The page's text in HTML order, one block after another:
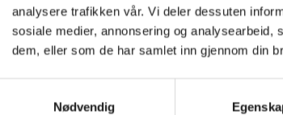
analysere trafikken vår. Vi deler dessuten
sosiale medier, annonsering og analysearbeid,
dem, eller som de har samlet inn gjennom din
Nødvendig